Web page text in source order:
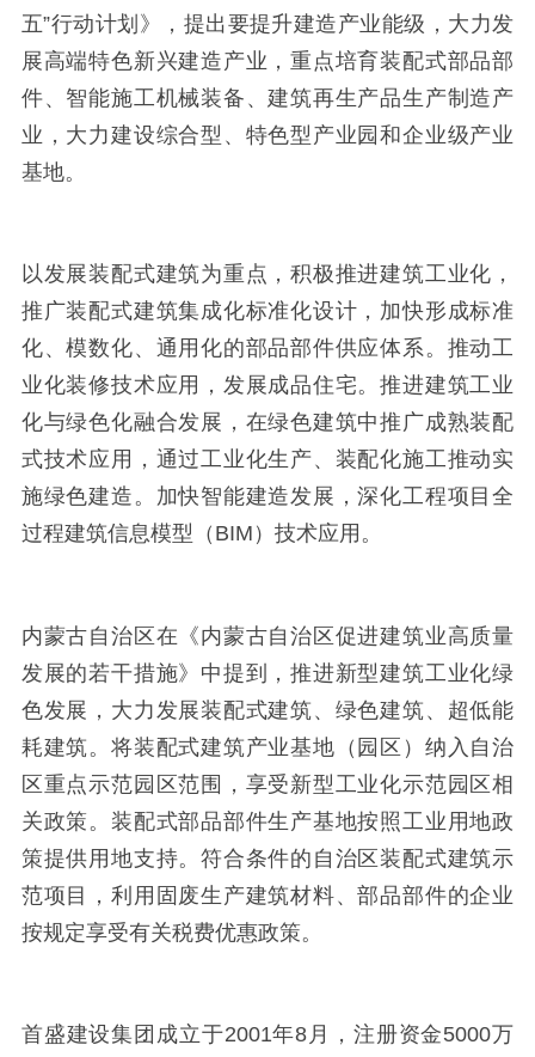
五”行动计划》，提出要提升建造产业能级，大力发
展高端特色新兴建造产业，重点培育装配式部品部
件、智能施工机械装备、建筑再生产品生产制造产
业，大力建设综合型、特色型产业园和企业级产业
基地。
以发展装配式建筑为重点，积极推进建筑工业化，
推广装配式建筑集成化标准化设计，加快形成标准
化、模数化、通用化的部品部件供应体系。推动工
业化装修技术应用，发展成品住宅。推进建筑工业
化与绿色化融合发展，在绿色建筑中推广成熟装配
式技术应用，通过工业化生产、装配化施工推动实
施绿色建造。加快智能建造发展，深化工程项目全
过程建筑信息模型（ BIM ）技术应用。
内蒙古自治区在《内蒙古自治区促进建筑业高质量
发展的若干措施》中提到，推进新型建筑工业化绿
色发展，大力发展装配式建筑、绿色建筑、超低能
耗建筑。将装配式建筑产业基地（园区）纳入自治
区重点示范园区范围，享受新型工业化示范园区相
关政策。装配式部品部件生产基地按照工业用地政
策提供用地支持。符合条件的自治区装配式建筑示
范项目，利用固废生产建筑材料、部品部件的企业
按规定享受有关税费优惠政策。
首盛建设集团成立于2001年8 月，注册资金5000万